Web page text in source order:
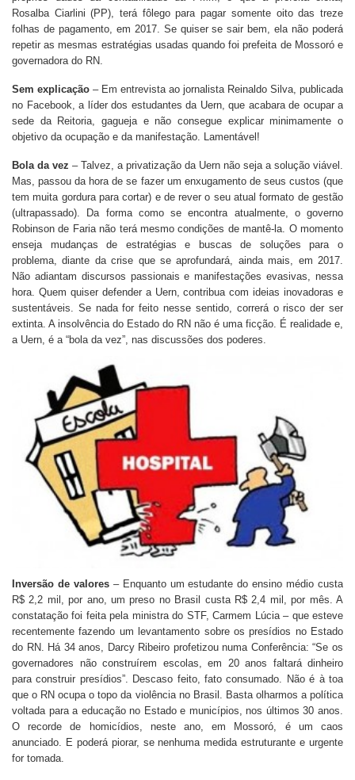
Rosalba Ciarlini (PP), terá fôlego para pagar somente oito das treze
folhas de pagamento, em 2017. Se quiser se sair bem, ela não poderá
repetir as mesmas estratégias usadas quando foi prefeita de Mossoró e
governadora do RN.
Sem explicação – Em entrevista ao jornalista Reinaldo Silva, publicada
no Facebook, a líder dos estudantes da Uern, que acabara de ocupar a
sede da Reitoria, gagueja e não consegue explicar minimamente o
objetivo da ocupação e da manifestação. Lamentável!
Bola da vez – Talvez, a privatização da Uern não seja a solução viável.
Mas, passou da hora de se fazer um enxugamento de seus custos (que
tem muita gordura para cortar) e de rever o seu atual formato de gestão
(ultrapassado). Da forma como se encontra atualmente, o governo
Robinson de Faria não terá mesmo condições de mantê-la. O momento
enseja mudanças de estratégias e buscas de soluções para o
problema, diante da crise que se aprofundará, ainda mais, em 2017.
Não adiantam discursos passionais e manifestações evasivas, nessa
hora. Quem quiser defender a Uern, contribua com ideias inovadoras e
sustentáveis. Se nada for feito nesse sentido, correrá o risco der ser
extinta. A insolvência do Estado do RN não é uma ficção. É realidade e,
a Uern, é a “bola da vez”, nas discussões dos poderes.
Inversão de valores– Enquanto um estudante do ensino médio custa
R$ 2,2 mil, por ano, um preso no Brasil custa R$ 2,4 mil, por mês. A
constatação foi feita pela ministra do STF, Carmem Lúcia – que esteve
recentemente fazendo um levantamento sobre os presídios no Estado
do RN. Há 34 anos, Darcy Ribeiro profetizou numa Conferência: “Se os
governadores não construírem escolas, em 20 anos faltará dinheiro
para construir presídios”. Descaso feito, fato consumado. Não é à toa
que o RN ocupa o topo da violência no Brasil. Basta olharmos a política
voltada para a educação no Estado e municípios, nos últimos 30 anos.
O recorde de homicídios, neste ano, em Mossoró, é um caos
anunciado. E poderá piorar, se nenhuma medida estruturante e urgente
for tomada.